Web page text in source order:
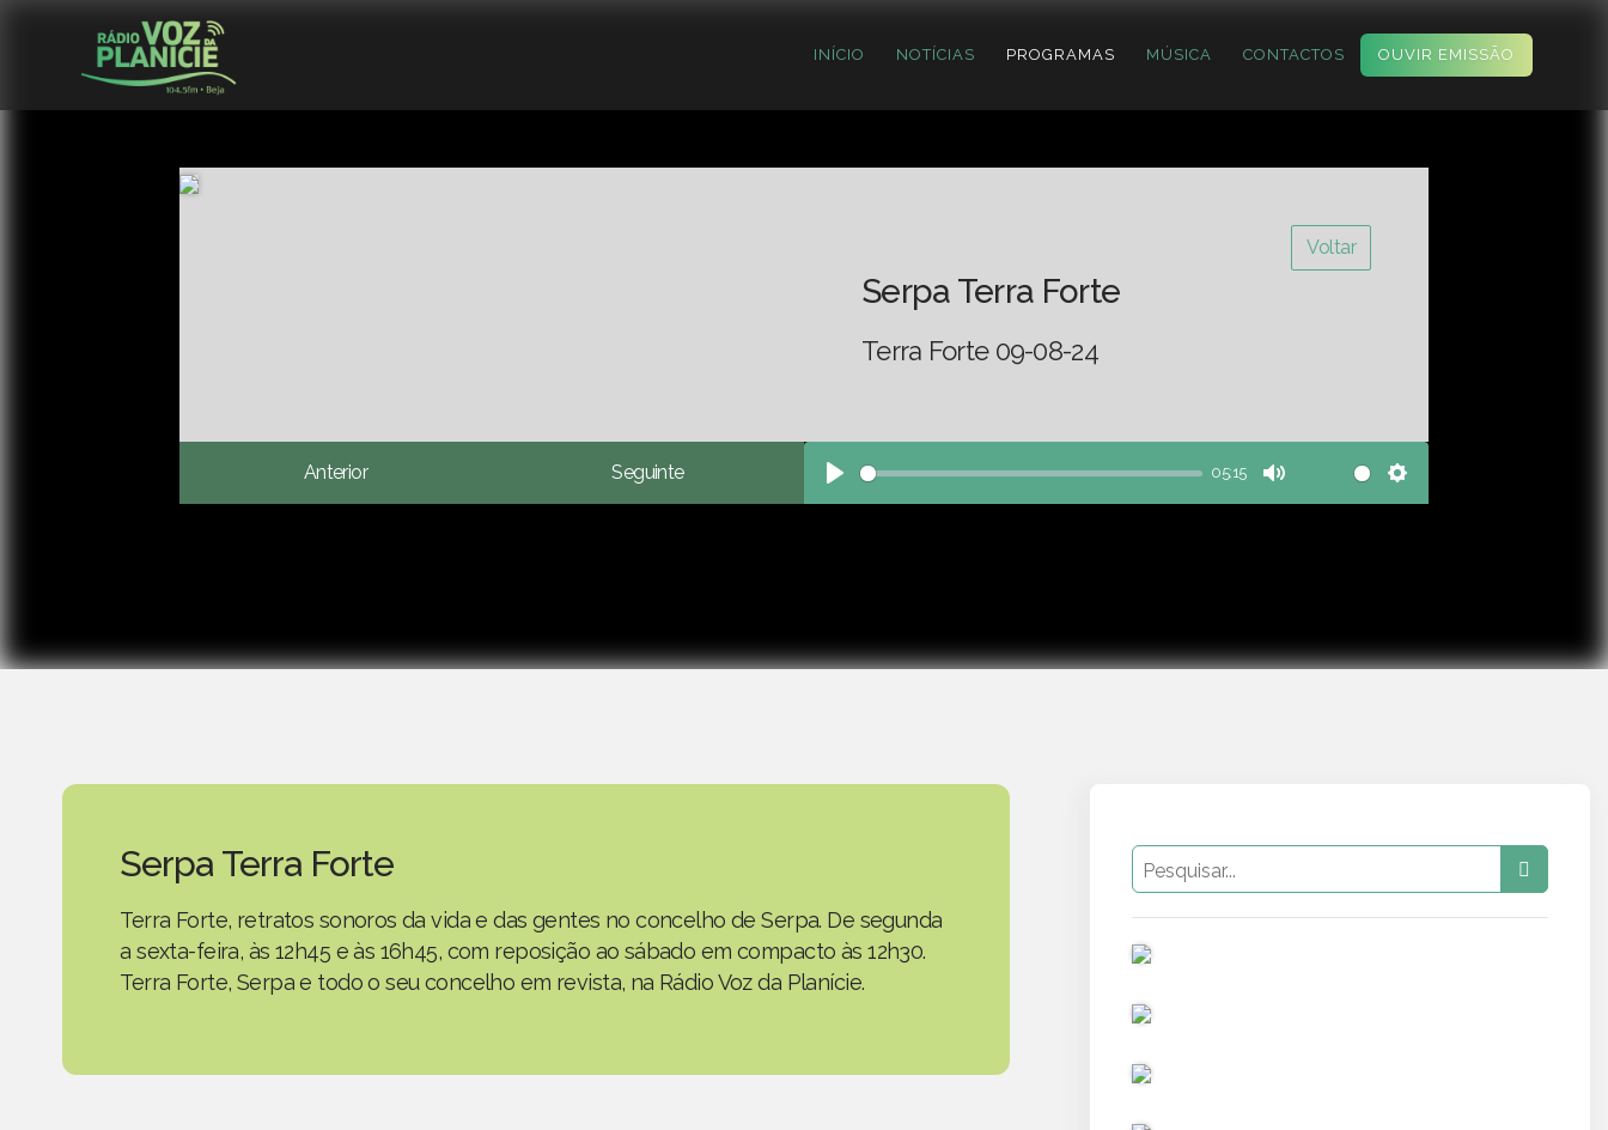
INÍCIO NOTÍCIAS PROGRAMAS MÚSICA CONTACTOS OUVIR EMISSÃO
Voltar
Serpa Terra Forte
Terra Forte 09-08-24
Anterior Seguinte
Play
05:15
Mute Settings
Serpa Terra Forte
Terra Forte, retratos sonoros da vida e das gentes no concelho de Serpa. De segunda
a sexta-feira, às 12h45 e às 16h45, com reposição ao sábado em compacto às 12h30.
Terra Forte, Serpa e todo o seu concelho em revista, na Rádio Voz da Planície.